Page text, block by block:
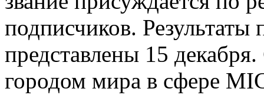
подписчиков.
представлены 15
городом мира в сфере